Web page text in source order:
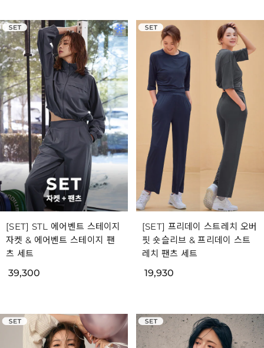
세트
39,930
세트
49,300
맨즈 팬츠 세트
59,300
업 세미부츠컷 팬츠 세트
39,930